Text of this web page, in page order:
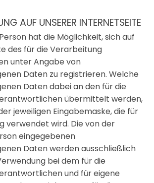
AUF UNSERER INTERNETSEITE
hat die Möglichkeit, sich auf
des für die Verarbeitung
unter Angabe von
Daten zu registrieren. Welche
Daten dabei an den für die
übermittelt werden,
jeweiligen Eingabemaske, die für
verwendet wird. Die von der
eingegebenen
Daten werden ausschließlich
bei dem für die
und für eigene